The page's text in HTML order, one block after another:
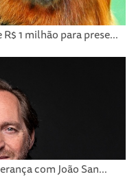
1 milhão para prese...
com João San...